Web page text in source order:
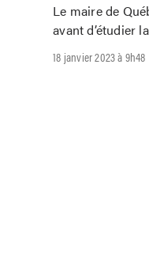
Le maire de
avant d’étudier
18 janvier 2023 à 9h48